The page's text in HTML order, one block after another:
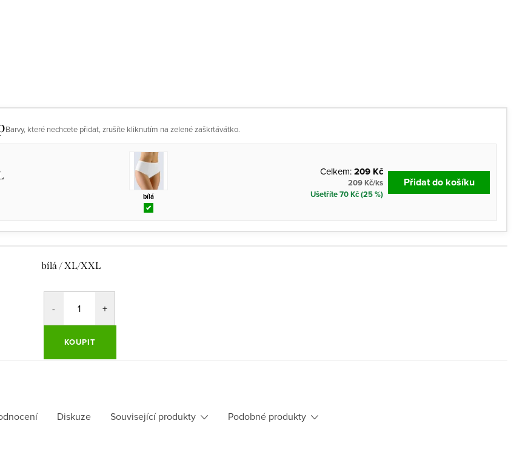
Barvy, které nechcete přidat, zrušíte kliknutím na zelené zaškrtávátko.
bílá
Celkem:209 Kč
209 Kč/ks
Ušetříte 70 Kč (25 %)
Přidat do košíku
bílá / XL/XXL
KOUPIT
Diskuze Související produkty Podobné produkty